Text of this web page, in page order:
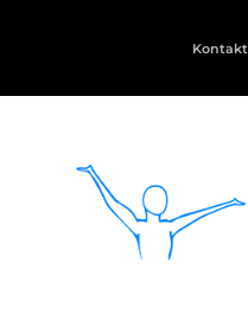
Kontakt